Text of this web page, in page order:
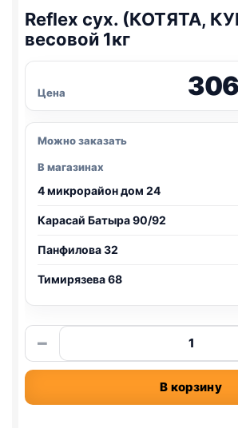
Reflex сух. (КОТЯТА,
весовой 1кг
Цена
Можно заказать
В магазинах
4 микрорайон дом 24
Карасай Батыра 90/92
Панфилова 32
Тимирязева 68
−
Количество
товара
Reflex
(КОТЯТА,
В корзину